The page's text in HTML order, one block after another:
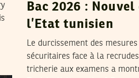
Bac 2026 : Nouvel
l’Etat tunisien
Le durcissement des
sécuritaires face à la
tricherie aux examens a